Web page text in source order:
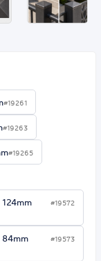
#19261
#19263
#19265
#19572
84mm
#19573